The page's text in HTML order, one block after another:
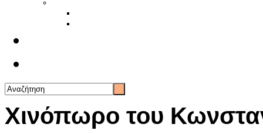
Χινόπωρο του